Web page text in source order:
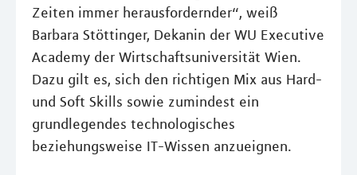
Zeiten immer herausfordernder“, weiß
Barbara Stöttinger, Dekanin der WU Executive
Academy der Wirtschaftsuniversität Wien.
Dazu gilt es, sich den richtigen Mix aus Hard-
und Soft Skills sowie zumindest ein
grundlegendes technologisches
beziehungsweise IT-Wissen anzueignen.